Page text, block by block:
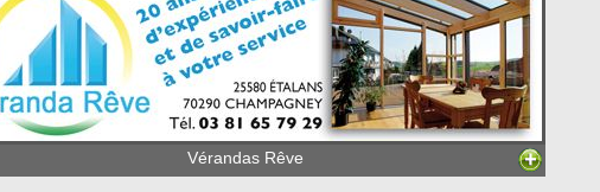
Vérandas Rêve